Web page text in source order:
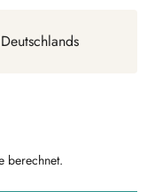
berechnet.